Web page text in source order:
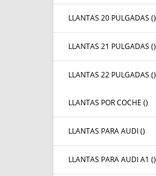
LLANTAS 20 PULGADAS ()
LLANTAS 21 PULGADAS ()
LLANTAS 22 PULGADAS ()
LLANTAS POR COCHE ()
LLANTAS PARA AUDI ()
LLANTAS PARA AUDI A1 ()